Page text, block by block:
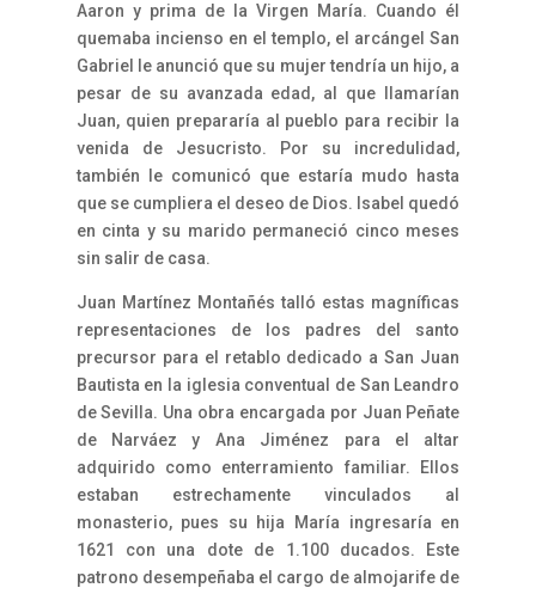
Aaron y prima de la Virgen María. Cuando él
quemaba incienso en el templo, el arcángel San
Gabriel le anunció que su mujer tendría un hijo, a
pesar de su avanzada edad, al que llamarían
Juan, quien prepararía al pueblo para recibir la
venida de Jesucristo. Por su incredulidad,
también le comunicó que estaría mudo hasta
que se cumpliera el deseo de Dios. Isabel quedó
en cinta y su marido permaneció cinco meses
sin salir de casa.
Juan Martínez Montañés talló estas magníficas
representaciones de los padres del santo
precursor para el retablo dedicado a San Juan
Bautista en la iglesia conventual de San Leandro
de Sevilla. Una obra encargada por Juan Peñate
de Narváez y Ana Jiménez para el altar
adquirido como enterramiento familiar. Ellos
estaban estrechamente vinculados al
monasterio, pues su hija María ingresaría en
1621 con una dote de 1.100 ducados. Este
patrono desempeñaba el cargo de almojarife de